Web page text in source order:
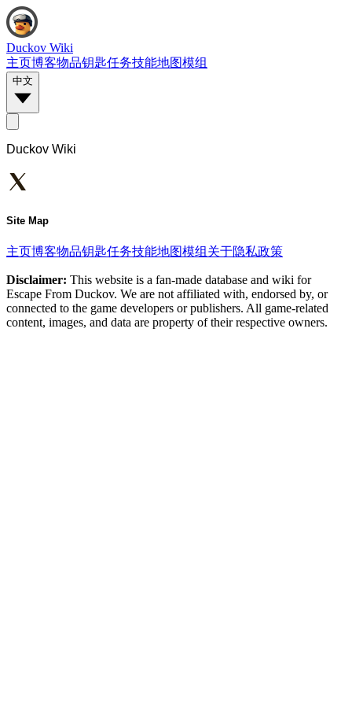
Duckov Wiki
主页博客物品钥匙任务技能地图模组
中文
Duckov Wiki
Site Map
主页博客物品钥匙任务技能地图模组 关于隐私政策
Disclaimer: This website is a fan-made database and wiki for
Escape From Duckov. We are not affiliated with, endorsed by, or
connected to the game developers or publishers. All game-related
content, images, and data are property of their respective owners.